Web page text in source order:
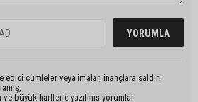
edici cümleler veya imalar, inançlara saldırı
büyük harflerle yazılmış yorumlar